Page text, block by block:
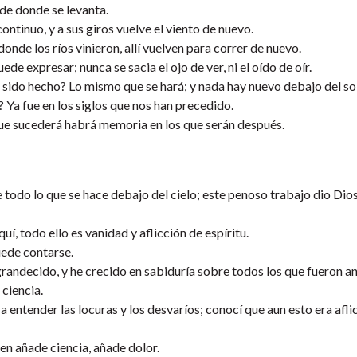
donde se levanta.
y a sus giros vuelve el viento de nuevo.
los ríos vinieron, allí vuelven para correr de nuevo.
expresar; nunca se sacia el ojo de ver, ni el oído de oír.
hecho? Lo mismo que se hará; y nada hay nuevo debajo del
fue en los siglos que nos han precedido.
habrá memoria en los que serán después.
lo que se hace debajo del cielo; este penoso trabajo dio
todo ello es vanidad y aflicción de espíritu.
contarse.
y he crecido en sabiduría sobre todos los que fueron
las locuras y los desvaríos; conocí que aun esto era
añade ciencia, añade dolor.